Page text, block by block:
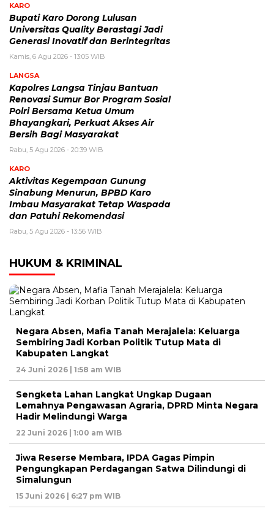
KARO
Bupati Karo Dorong Lulusan
Universitas Quality Berastagi Jadi
Generasi Inovatif dan Berintegritas
Kamis, 6 Agu 2026 - 13:05 WIB
LANGSA
Kapolres Langsa Tinjau Bantuan
Renovasi Sumur Bor Program Sosial
Polri Bersama Ketua Umum
Bhayangkari, Perkuat Akses Air
Bersih Bagi Masyarakat
Rabu, 5 Agu 2026 - 20:39 WIB
KARO
Aktivitas Kegempaan Gunung
Sinabung Menurun, BPBD Karo
Imbau Masyarakat Tetap Waspada
dan Patuhi Rekomendasi
Rabu, 5 Agu 2026 - 13:56 WIB
HUKUM & KRIMINAL
Negara Absen, Mafia Tanah Merajalela: Keluarga
Sembiring Jadi Korban Politik Tutup Mata di
Kabupaten Langkat
24 Juni 2026 | 1:58 am WIB
Sengketa Lahan Langkat Ungkap Dugaan
Lemahnya Pengawasan Agraria, DPRD Minta Negara
Hadir Melindungi Warga
22 Juni 2026 | 1:00 am WIB
Jiwa Reserse Membara, IPDA Gagas Pimpin
Pengungkapan Perdagangan Satwa Dilindungi di
Simalungun
15 Juni 2026 | 6:27 pm WIB